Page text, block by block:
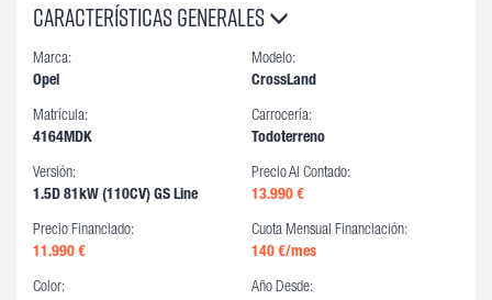
Características generales
Marca:
Opel
Modelo:
CrossLand
Matrícula:
4164MDK
Carrocería:
Todoterreno
Versión:
1.5D 81kW (110CV) GS Line
Precio Al Contado:
13.990 €
Precio Financiado:
11.990 €
Cuota Mensual Financiación:
140 €/mes
Color: Año Desde: